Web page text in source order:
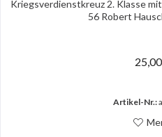
Kriegsverdienstkreuz 2. Klasse
56 Robert
Artikel-Nr.: